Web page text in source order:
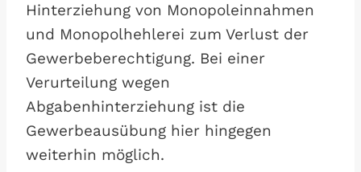
Hinterziehung von Monopoleinnahmen
und Monopolhehlerei zum Verlust der
Gewerbeberechtigung. Bei einer
Verurteilung wegen
Abgabenhinterziehung ist die
Gewerbeausübung hier hingegen
weiterhin möglich.